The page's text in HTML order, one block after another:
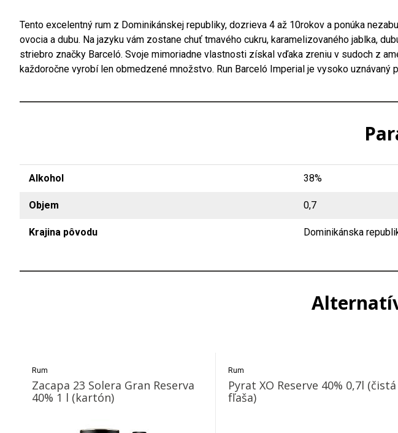
Tento excelentný rum z Dominikánskej republiky, dozrieva 4 až 10rokov a ponúka
ovocia a dubu. Na jazyku vám zostane chuť tmavého cukru, karamelizovaného jablka,
striebro značky Barceló. Svoje mimoriadne vlastnosti získal vďaka zreniu v sudoch z
každoročne vyrobí len obmedzené množstvo. Run Barceló Imperial je vysoko uznávaný
Alkohol 38%
Objem 0,7
Krajina pôvodu Dominikánska
Rum
Zacapa 23 Solera Gran Reserva
40% 1 l (kartón)
Rum
Pyrat XO Reserve 40% 0,7l (čistá
fľaša)